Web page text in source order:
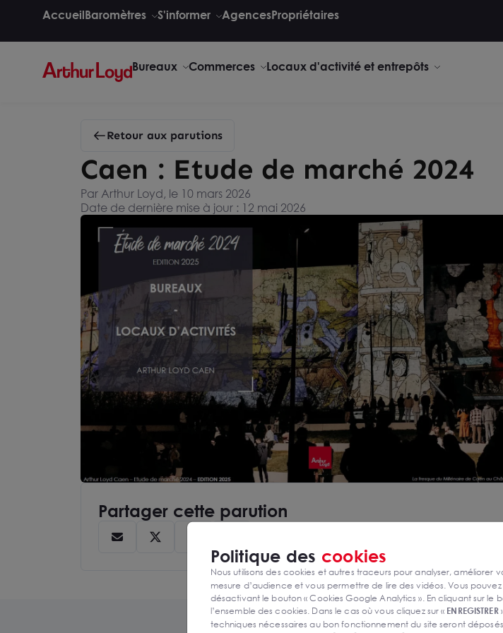
AccueilBaromètres S'informer AgencesPropriétaires
Bureaux Commerces Locaux d'activité et entrepôts
Retour aux parutions
Caen : Etude de marché 2024
Par Arthur Loyd, le 10 mars 2026
Date de dernière mise à jour : 12 mai 2026
Partager cette parution
Politique des cookies
Nous utilisons des cookies et autres traceurs pour analyser, améliorer
mesure d’audience et vous permettre de lire des vidéos. Vous
désactivant le bouton « Cookies Google Analytics ». En cliquant sur le
l’ensemble des cookies. Dans le cas où vous cliquez sur « ENREGISTRER
techniques nécessaires au bon fonctionnement du site seront